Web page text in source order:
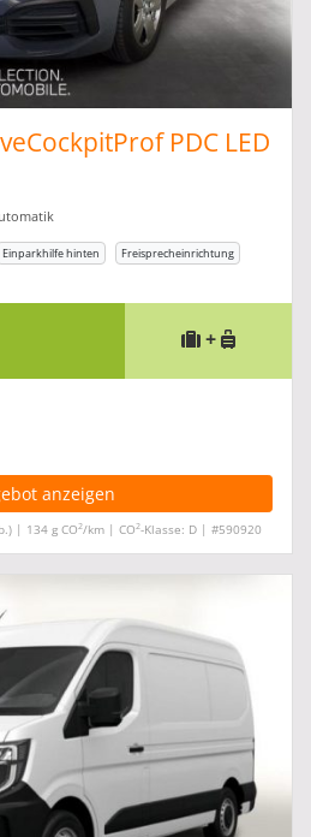
PDC LED
Einparkhilfe hinten
Freisprecheinrichtung
+
anzeigen
| 134 g CO2/km | CO2-Klasse: D | #590920